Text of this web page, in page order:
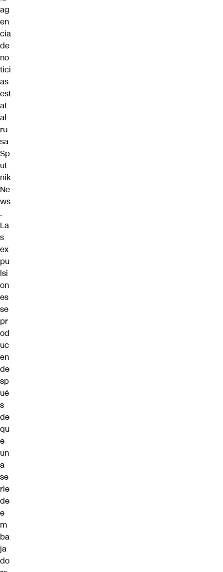
ag
en
cia
de
no
tici
as
est
at
al
ru
sa
Sp
ut
nik
Ne
ws
.
La
s
ex
pu
lsi
on
es
se
pr
od
uc
en
de
sp
ué
s
de
qu
e
un
a
se
rie
de
e
m
ba
ja
do